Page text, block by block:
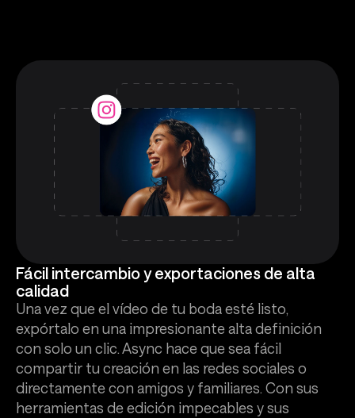
Fácil intercambio y exportaciones de alta
calidad
Una vez que el vídeo de tu boda esté listo,
expórtalo en una impresionante alta definición
con solo un clic. Async hace que sea fácil
compartir tu creación en las redes sociales o
directamente con amigos y familiares. Con sus
herramientas de edición impecables y sus